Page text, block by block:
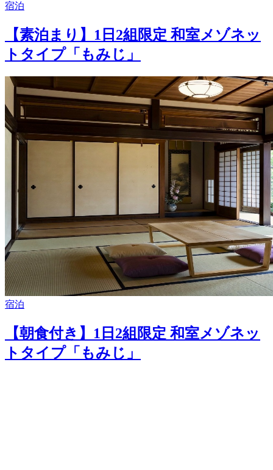
宿泊
【素泊まり】1日2組限定 和室メゾネッ
トタイプ「もみじ」
宿泊
【朝食付き】1日2組限定 和室メゾネッ
トタイプ「もみじ」